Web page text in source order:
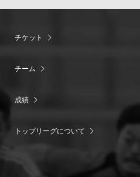
チケット
チーム
成績
トップリーグについて